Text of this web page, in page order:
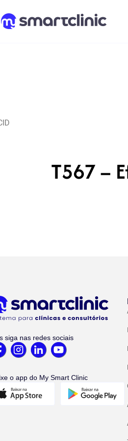
T567 –
siga nas redes sociais
o app do My Smart Clinic